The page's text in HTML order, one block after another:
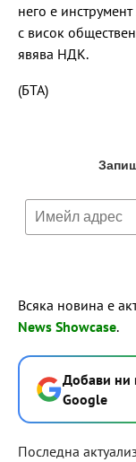
него е
с висок
явява НДК.
(БТА)
Всяка новина е
News Showcase.
Добави ни
Google
Последна